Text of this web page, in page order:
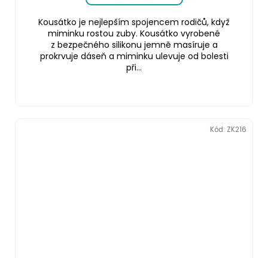
Kousátko je nejlepším spojencem rodičů, když
miminku rostou zuby. Kousátko vyrobené
z bezpečného silikonu jemně masíruje a
prokrvuje dáseň a miminku ulevuje od bolesti
při...
Kód: ZK216